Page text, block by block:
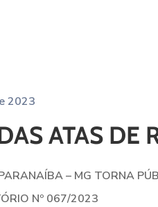
2023
ATAS
– MG TORNA
Nº 067/2023